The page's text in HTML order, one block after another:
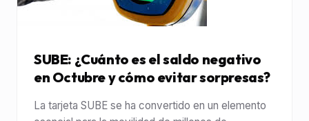
SUBE: ¿Cuánto es el saldo negativo
en Octubre y cómo evitar sorpresas?
La tarjeta SUBE se ha convertido en un elemento